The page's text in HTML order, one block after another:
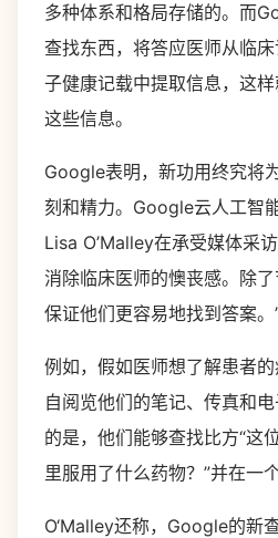
多种体系和格局存储的。而
查找东西，将答应医师从临
子健康记载中提取信息，这
这些信息。
Google表明，新功用终究将
刻和精力。Google云人工智
Lisa O’Malley在承受媒体采
消除临床医师的懊丧感。除
保证他们更容易地找到答案。
例如，假如医师想了解患者
自阅览他们的笔记、传真和
的是，他们能够查找比方“这
里服用了什么药物？”并在一
O‘Malley还称，Google的新